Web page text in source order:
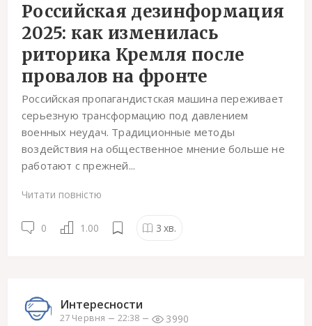
Российская дезинформация
2025: как изменилась
риторика Кремля после
провалов на фронте
Российская пропагандистская машина переживает
серьезную трансформацию под давлением
военных неудач. Традиционные методы
воздействия на общественное мнение больше не
работают с прежней...
Читати повністю
0 1.00 3 хв.
Интересности
27 Червня 22:38 3990